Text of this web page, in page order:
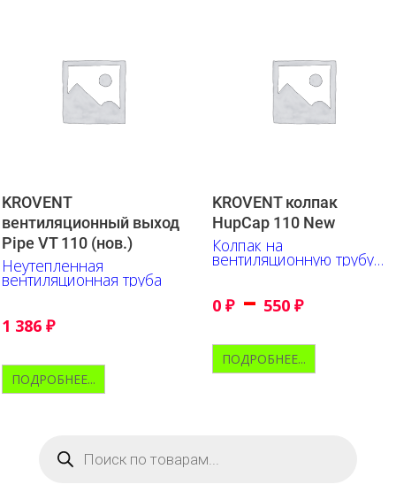
KROVENT
вентиляционный выход
Pipe VT 110 (нов.)
Неутепленная
вентиляционная труба
1 386 ₽
ПОДРОБНЕЕ...
KROVENT колпак
HupСap 110 New
Колпак на
вентиляционную трубу
0 ₽ – 550 ₽
ПОДРОБНЕЕ...
товаров